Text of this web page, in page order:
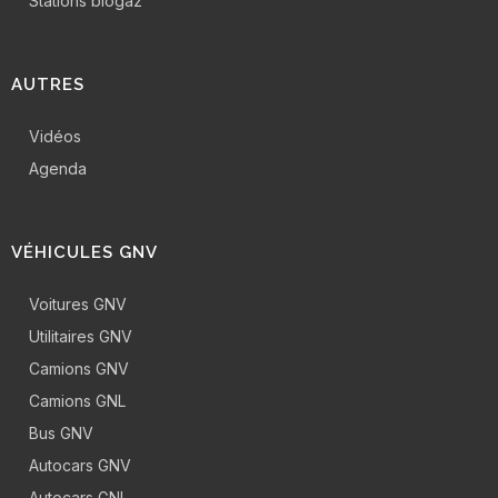
AUTRES
Vidéos
Agenda
VÉHICULES GNV
Voitures GNV
Utilitaires GNV
Camions GNV
Camions GNL
Bus GNV
Autocars GNV